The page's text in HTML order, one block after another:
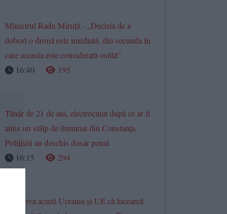
Ministrul Radu Miruță - „Decizia de a
doborî o dronă este imediată, din secunda în
care aceasta este considerată ostilă”
16:40
195
Tânăr de 21 de ani, electrocutat după ce ar fi
atins un stâlp de iluminat din Constanța.
Polițiștii au deschis dosar penal
16:15
294
Moscova acuză Ucraina și UE că încearcă